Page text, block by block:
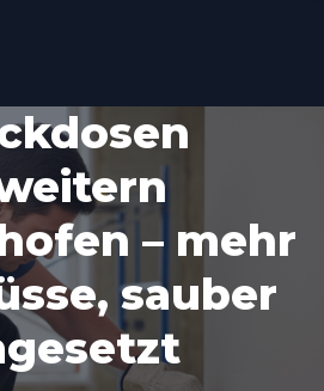
– mehr
sauber